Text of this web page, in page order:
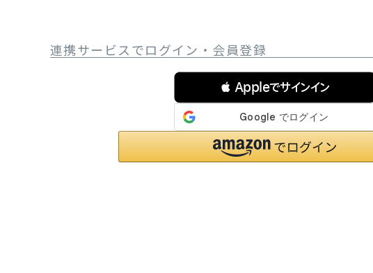
連携サービスでログイン・会員登録
 Appleでサインイン